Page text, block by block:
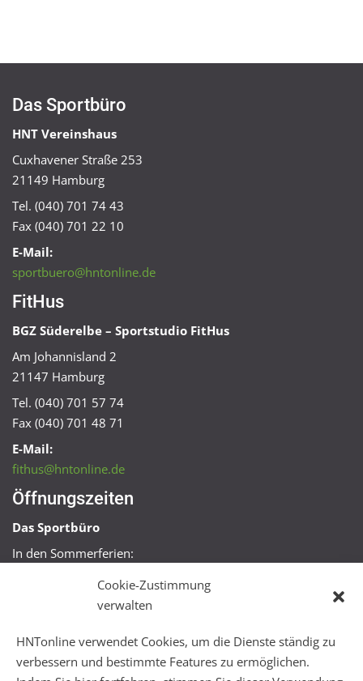
Cookie-Zustimmung
verwalten
HNTonline verwendet Cookies, um die Dienste ständig zu
verbessern und bestimmte Features zu ermöglichen.
Das Sportbüro
HNT Vereinshaus
Cuxhavener Straße 253
21149 Hamburg
Tel. (040) 701 74 43
Fax (040) 701 22 10
E-Mail:
sportbuero@hntonline.de
FitHus
BGZ Süderelbe – Sportstudio FitHus
Am Johannisland 2
21147 Hamburg
Tel. (040) 701 57 74
Fax (040) 701 48 71
E-Mail:
fithus@hntonline.de
Öffnungszeiten
Das Sportbüro
In den Sommerferien:
Mo + Mi 16:00 – 18:00 Uhr
Mo – Fr 08:00 – 22:00 Uhr
Sa + So 10:00 – 18:00 Uhr